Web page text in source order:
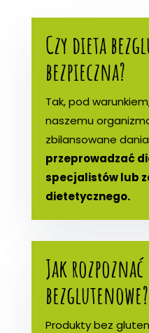
Czy dieta
bezpieczna?
Tak, pod
naszemu
zbilansowane
przeprowadzać
specjalistów lub
dietetycznego.
Jak
bezglutenowe?
Produkty bez